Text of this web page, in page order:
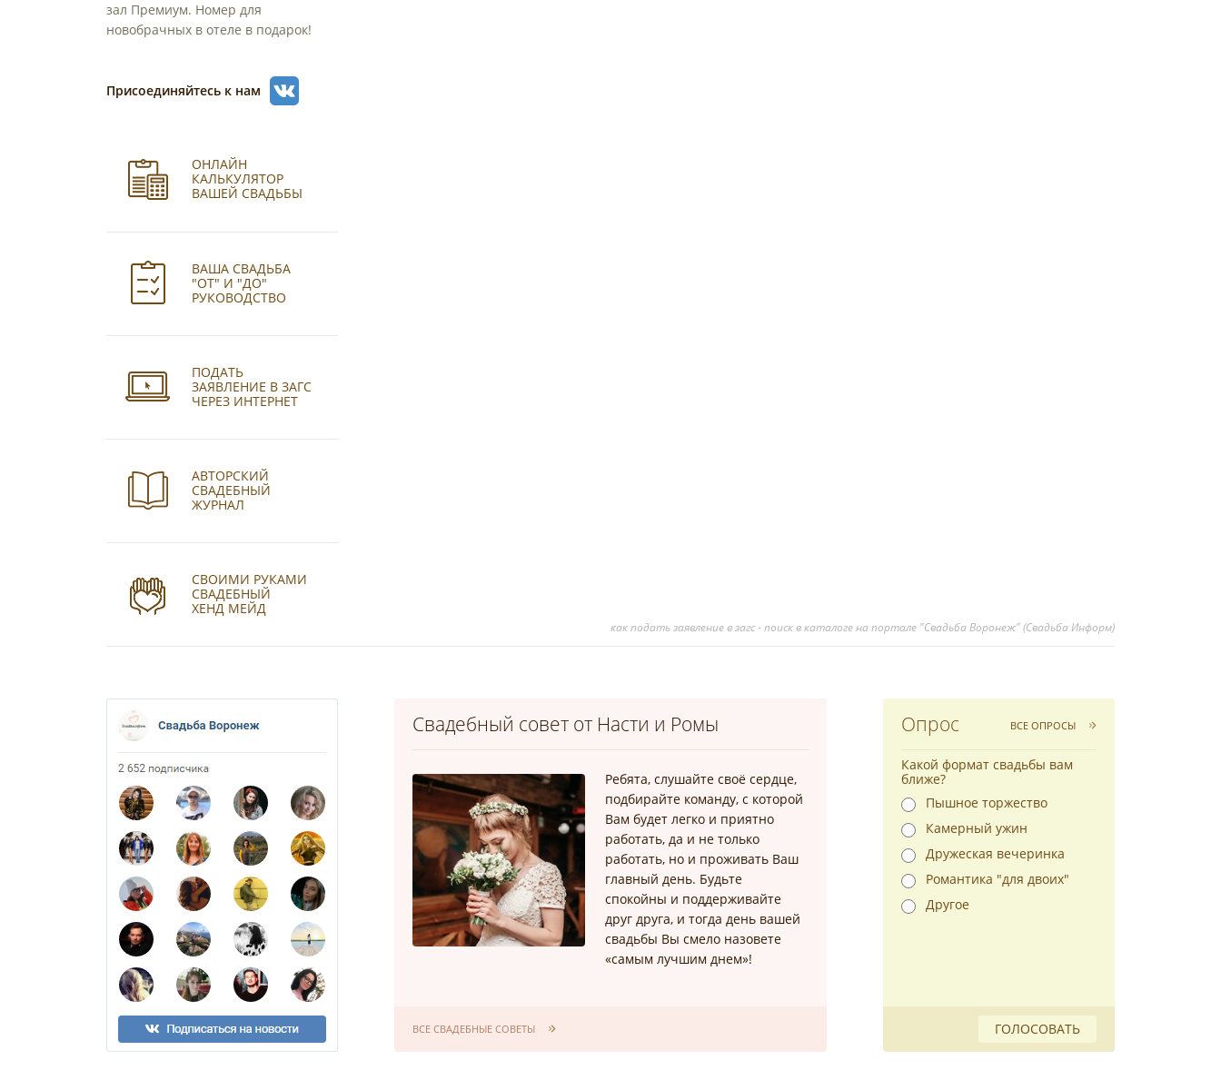
как подать заявление в загс - поиск в каталоге на портале "Свадьба Воронеж" (Свадьба Информ)
зал Премиум. Номер для
новобрачных в отеле в подарок!
Присоединяйтесь к нам
ОНЛАЙН
КАЛЬКУЛЯТОР
ВАШЕЙ СВАДЬБЫ
ВАША СВАДЬБА
"ОТ" И "ДО"
РУКОВОДСТВО
ПОДАТЬ
ЗАЯВЛЕНИЕ В ЗАГС
ЧЕРЕЗ ИНТЕРНЕТ
АВТОРСКИЙ
СВАДЕБНЫЙ
ЖУРНАЛ
СВОИМИ РУКАМИ
СВАДЕБНЫЙ
ХЕНД МЕЙД
Свадебный совет от Насти и Ромы
Ребята, слушайте своё сердце,
подбирайте команду, с которой
Вам будет легко и приятно
работать, да и не только
работать, но и проживать Ваш
главный день. Будьте
спокойны и поддерживайте
друг друга, и тогда день вашей
свадьбы Вы смело назовете
«самым лучшим днем»!
ВСЕ СВАДЕБНЫЕ СОВЕТЫ
Опрос ВСЕ ОПРОСЫ
Какой формат свадьбы вам
ближе?
Пышное торжество
Камерный ужин
Дружеская вечеринка
Романтика "для двоих"
Другое
ГОЛОСОВАТЬ